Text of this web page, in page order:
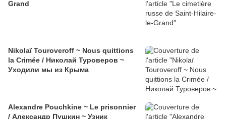
Grand
Nikolaï Touroveroff ~ Nous quittions
la Crimée / Николай Туроверов ~
Уходили мы из Крыма
Alexandre Pouchkine ~ Le prisonnier
/ Александр Пушкин ~ Узник